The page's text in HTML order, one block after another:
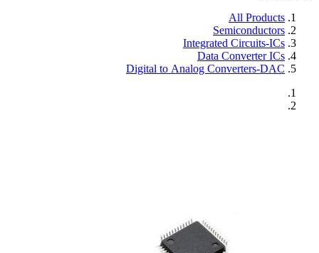
All Products
Semiconductors
Integrated Circuits-ICs
Data Converter ICs
Digital to Analog Converters-DAC